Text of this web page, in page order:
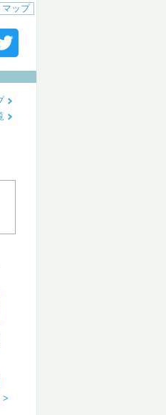
マップ
>